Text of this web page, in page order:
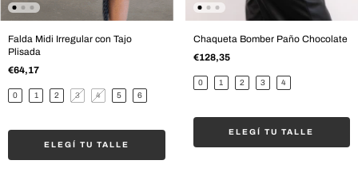
Falda Midi Irregular con Tajo
Plisada
€64,17
0 1 2 3 4 5 6
ELEGÍ TU TALLE
Chaqueta Bomber Paño Chocolate
€128,35
0 1 2 3 4
ELEGÍ TU TALLE